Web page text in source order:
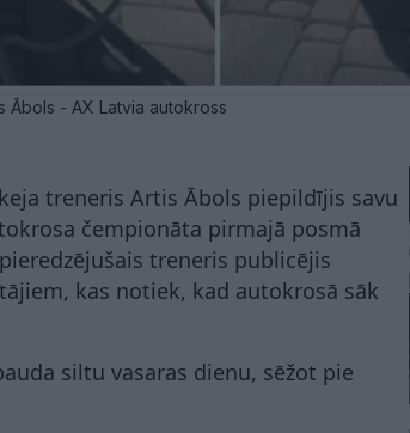
Ābols - AX Latvia autokross
treneris Artis Ābols piepildījis savu
čempionāta pirmajā posmā
treneris publicējis
kas notiek, kad autokrosā sāk
siltu vasaras dienu, sēžot pie